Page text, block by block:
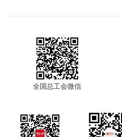
全国总工会微信